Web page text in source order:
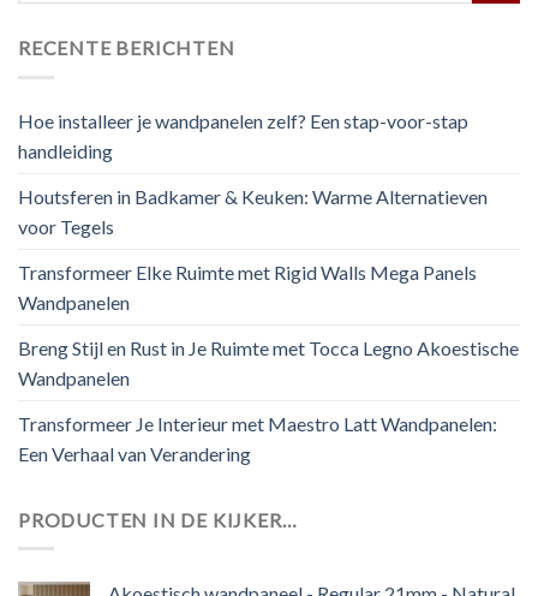
RECENTE BERICHTEN
Hoe installeer je wandpanelen zelf? Een stap-voor-stap
handleiding
Houtsferen in Badkamer & Keuken: Warme Alternatieven
voor Tegels
Transformeer Elke Ruimte met Rigid Walls Mega Panels
Wandpanelen
Breng Stijl en Rust in Je Ruimte met Tocca Legno Akoestische
Wandpanelen
Transformeer Je Interieur met Maestro Latt Wandpanelen:
Een Verhaal van Verandering
PRODUCTEN IN DE KIJKER…